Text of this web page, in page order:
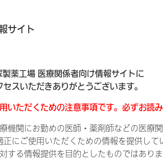
サイト
製薬工場 医療関係者向け情報サイトに
セスいただきありがとうございます。
いただくための注意事項です。必ずお読み
機関にお勤めの医師・薬剤師などの医療関
にご使用いただくための情報を提供して
する情報提供を目的としたものではあり